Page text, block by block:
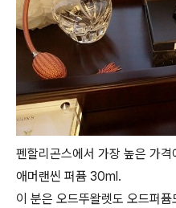
펜할리곤스에서 가장 높은 가
애머랜씬 퍼퓸 30ml.
이 분은 오드뚜왈렛도 오드퍼